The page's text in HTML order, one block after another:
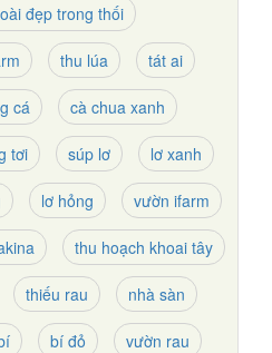
đẹp trong thối
thu lúa tát ai
cá cà chua xanh
tơi súp lơ lơ xanh
lơ hỏng vườn ifarm
thu hoạch khoai tây
thiếu rau nhà sàn
bí đỏ vườn rau